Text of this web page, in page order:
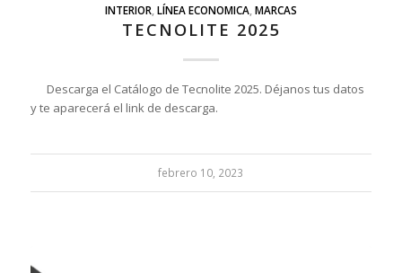
INTERIOR LÍNEA ECONOMICA, MARCAS
TECNOLITE 2025
Descarga el Catálogo de Tecnolite 2025. Déjanos tus datos
y te aparecerá el link de descarga.
febrero 10, 2023